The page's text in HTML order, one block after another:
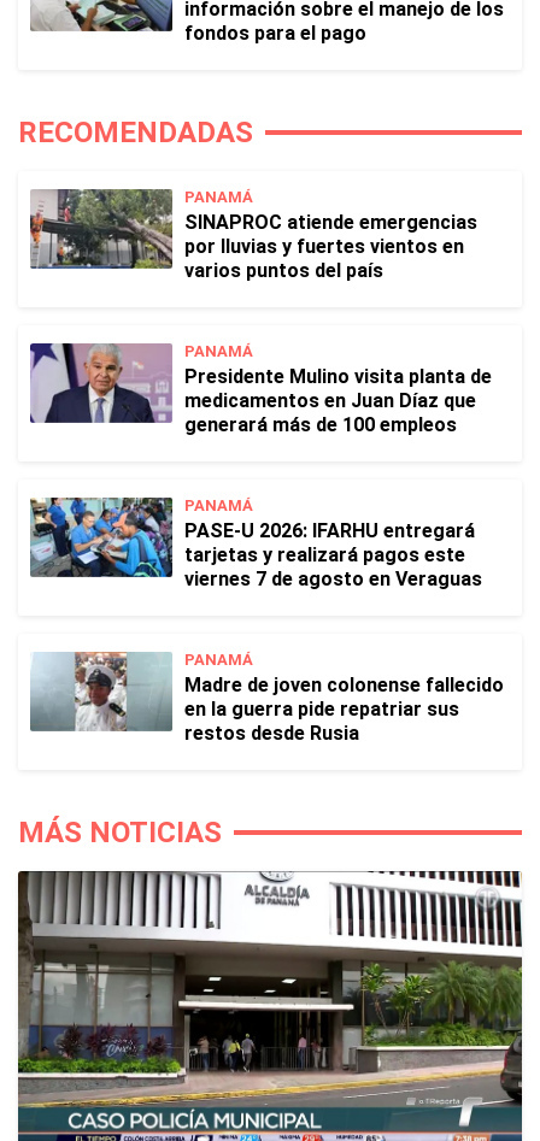
información sobre el manejo de los
fondos para el pago
RECOMENDADAS
PANAMÁ
SINAPROC atiende emergencias
por lluvias y fuertes vientos en
varios puntos del país
PANAMÁ
Presidente Mulino visita planta de
medicamentos en Juan Díaz que
generará más de 100 empleos
PANAMÁ
PASE-U 2026: IFARHU entregará
tarjetas y realizará pagos este
viernes 7 de agosto en Veraguas
PANAMÁ
Madre de joven colonense fallecido
en la guerra pide repatriar sus
restos desde Rusia
MÁS NOTICIAS